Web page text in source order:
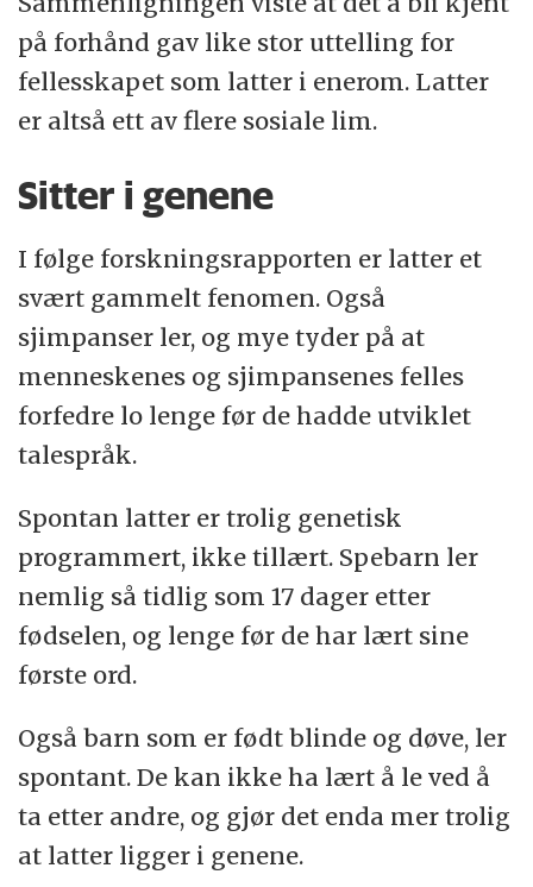
på forhånd gav like stor uttelling for
fellesskapet som latter i enerom. Latter
er altså ett av flere sosiale lim.
Sitter i genene
I følge forskningsrapporten er latter et
svært gammelt fenomen. Også
sjimpanser ler, og mye tyder på at
menneskenes og sjimpansenes felles
forfedre lo lenge før de hadde utviklet
talespråk.
Spontan latter er trolig genetisk
programmert, ikke tillært. Spebarn ler
nemlig så tidlig som 17 dager etter
fødselen, og lenge før de har lært sine
første ord.
Også barn som er født blinde og døve, ler
spontant. De kan ikke ha lært å le ved å
ta etter andre, og gjør det enda mer trolig
at latter ligger i genene.